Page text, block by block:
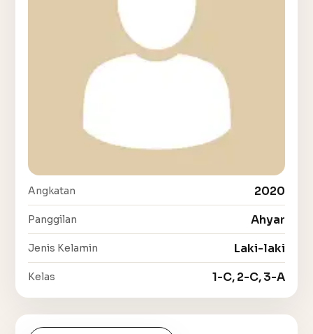
Angkatan 2020
Panggilan Ahyar
Jenis Kelamin Laki-laki
Kelas 1-C, 2-C, 3-A